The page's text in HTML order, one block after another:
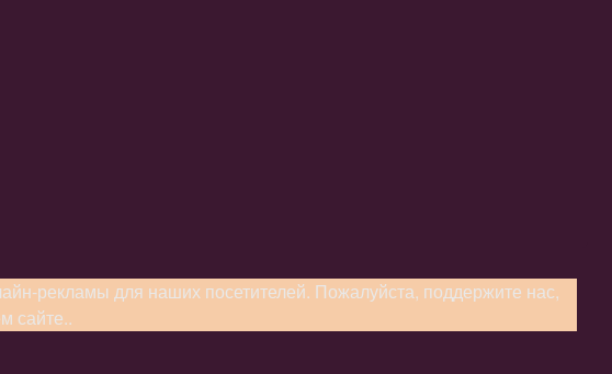
рекламы для наших посетителей. Пожалуйста, поддержите нас,
сайте..